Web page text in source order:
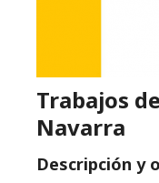
Trabajos
Navarra
Descripción y